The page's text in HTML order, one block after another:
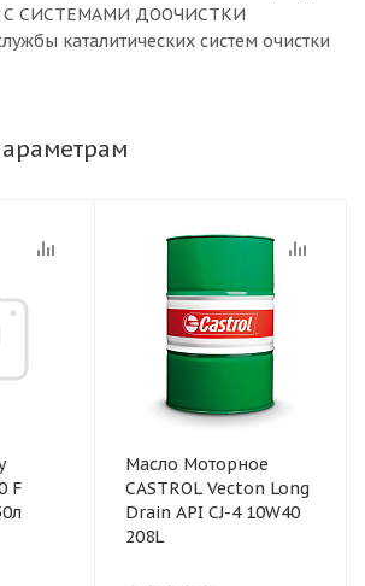
СИСТЕМАМИ ДООЧИСТКИ
каталитических систем очистки
F
Масло Моторное
CASTROL Vecton Long
Drain API CJ-4 10W40
208L